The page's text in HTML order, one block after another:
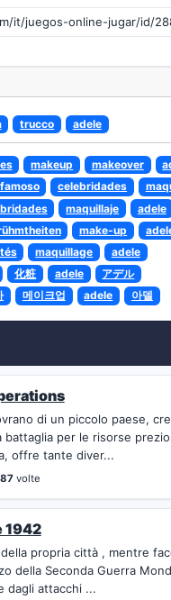
trucco adele
makeup makeover
famoso celebridades
maquillaje
adele
make-up
maquillage
adele
化粧 adele
アデル
메이크업 adele 아델
di un piccolo paese,
battaglia per le risorse
offre tante diver...
volte
1942
propria città , mentre
della Seconda Guerra
dagli attacchi ...